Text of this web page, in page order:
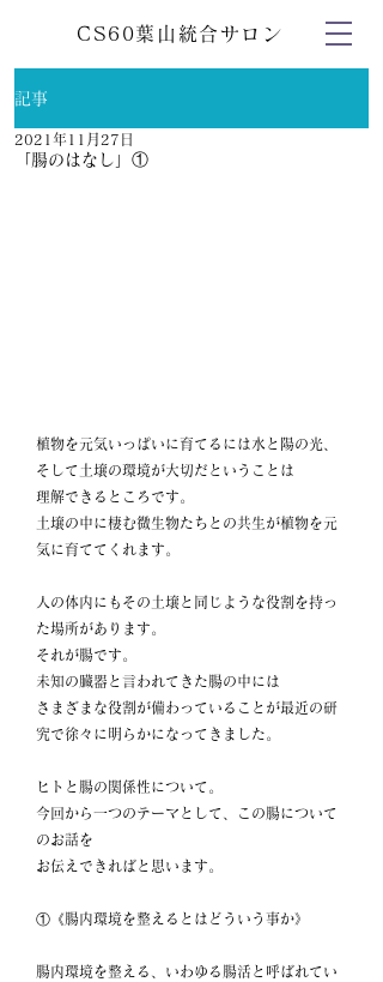
CS60葉山統合サロン
記事
「腸のはなし」①
2021年11月27日
植物を元気いっぱいに育てるには水と陽の光、
そして土壌の環境が大切だということは
理解できるところです。
土壌の中に棲む微生物たちとの共生が植物を元
気に育ててくれます。
人の体内にもその土壌と同じような役割を持っ
た場所があります。
それが腸です。
未知の臓器と言われてきた腸の中には
さまざまな役割が備わっていることが最近の研
究で徐々に明らかになってきました。
ヒトと腸の関係性について。
今回から一つのテーマとして、この腸について
のお話を
お伝えできればと思います。
①《腸内環境を整えるとはどういう事か》
腸内環境を整える、いわゆる腸活と呼ばれてい